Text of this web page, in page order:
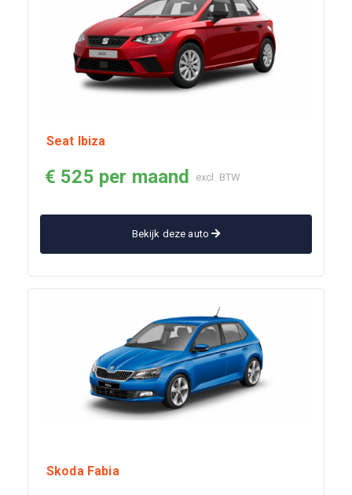
Seat Ibiza
€ 525 per maand excl. BTW
Bekijk deze auto
Skoda Fabia